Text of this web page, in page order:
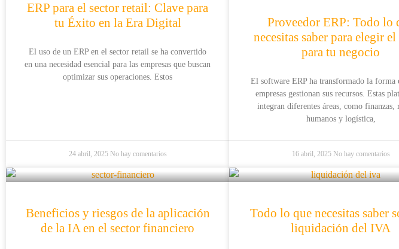
ERP para el sector retail: Clave para
tu Éxito en la Era Digital
El uso de un ERP en el sector retail se ha convertido
en una necesidad esencial para las empresas que buscan
optimizar sus operaciones. Estos
24 abril, 2025 No hay comentarios
Proveedor ERP: Todo lo
necesitas saber para elegir
para tu negocio
El software ERP ha transformado la forma
empresas gestionan sus recursos. Estas
integran diferentes áreas, como finanzas,
humanos y logística,
16 abril, 2025 No hay comentarios
Beneficios y riesgos de la aplicación
de la IA en el sector financiero
Todo lo que necesitas saber
liquidación del IVA